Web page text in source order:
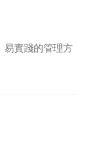
易實踐的管理方